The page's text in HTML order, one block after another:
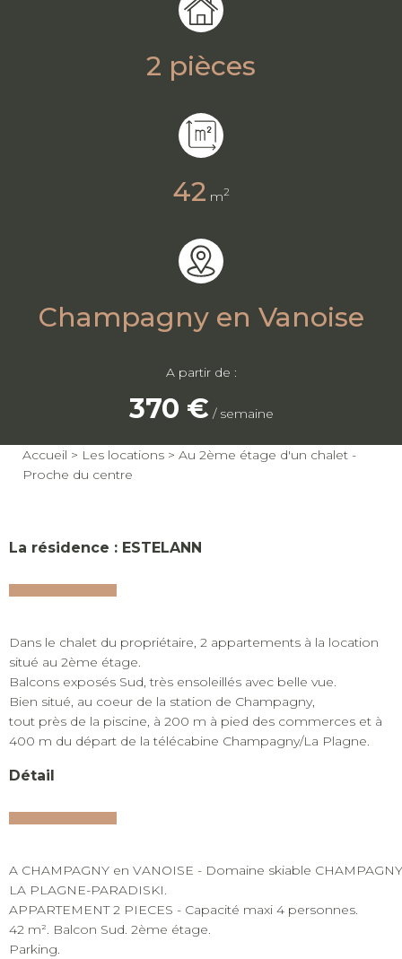
2 pièces
42 m2
Champagny en Vanoise
A partir de :
370 € / semaine
Accueil > Les locations > Au 2ème étage d'un chalet -
Proche du centre
La résidence : ESTELANN
Dans le chalet du propriétaire, 2 appartements à la location
situé au 2ème étage.
Balcons exposés Sud, très ensoleillés avec belle vue.
Bien situé, au coeur de la station de Champagny,
tout près de la piscine, à 200 m à pied des commerces et à
400 m du départ de la télécabine Champagny/La Plagne.
Détail
A CHAMPAGNY en VANOISE - Domaine skiable
LA PLAGNE-PARADISKI.
APPARTEMENT 2 PIECES - Capacité maxi 4 personnes.
42 m². Balcon Sud. 2ème étage.
Parking.